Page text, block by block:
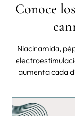
Conoce
Niacinamida,
aumenta cada
elementos que